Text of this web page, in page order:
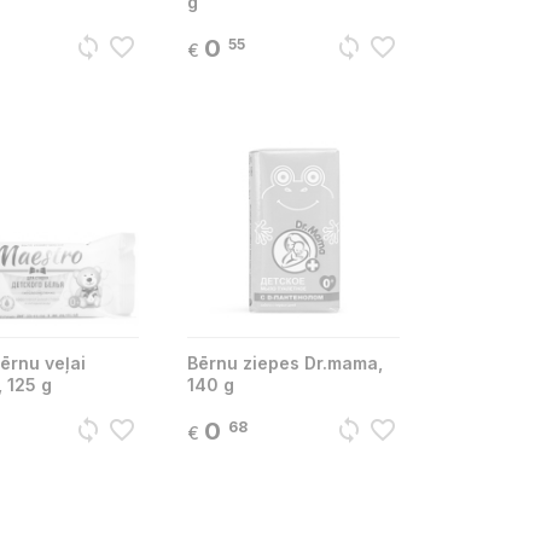
sync favorite_border € 0 55 sync favorite_border
veļai
125 g
sync favorite_border
Bērnu ziepes Dr.mama,
140 g
€ 0 68 sync favorite_border